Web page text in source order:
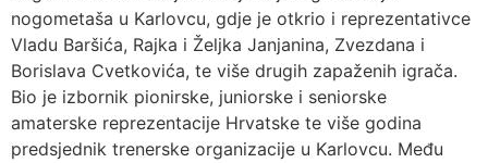
nogometaša u Karlovcu, gdje je otkrio i reprezentativce
Vladu Baršića, Rajka i Željka Janjanina, Zvezdana i
Borislava Cvetkovića, te više drugih zapaženih igrača.
Bio je izbornik pionirske, juniorske i seniorske
amaterske reprezentacije Hrvatske te više godina
predsjednik trenerske organizacije u Karlovcu. Među